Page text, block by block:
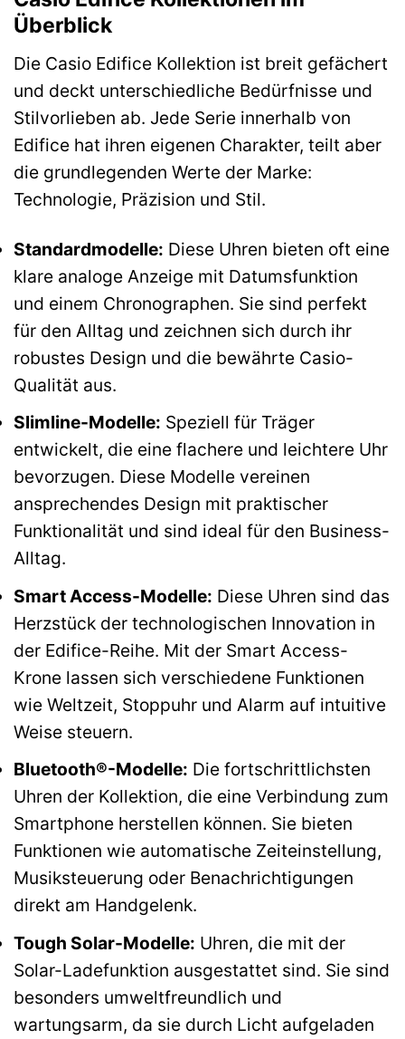
Überblick
Die Casio Edifice Kollektion ist breit gefächert
und deckt unterschiedliche Bedürfnisse und
Stilvorlieben ab. Jede Serie innerhalb von
Edifice hat ihren eigenen Charakter, teilt aber
die grundlegenden Werte der Marke:
Technologie, Präzision und Stil.
Standardmodelle: Diese Uhren bieten oft eine
klare analoge Anzeige mit Datumsfunktion
und einem Chronographen. Sie sind perfekt
für den Alltag und zeichnen sich durch ihr
robustes Design und die bewährte Casio-
Qualität aus.
Slimline-Modelle: Speziell für Träger
entwickelt, die eine flachere und leichtere Uhr
bevorzugen. Diese Modelle vereinen
ansprechendes Design mit praktischer
Funktionalität und sind ideal für den Business-
Alltag.
Smart Access-Modelle: Diese Uhren sind das
Herzstück der technologischen Innovation in
der Edifice-Reihe. Mit der Smart Access-
Krone lassen sich verschiedene Funktionen
wie Weltzeit, Stoppuhr und Alarm auf intuitive
Weise steuern.
Bluetooth®-Modelle: Die fortschrittlichsten
Uhren der Kollektion, die eine Verbindung zum
Smartphone herstellen können. Sie bieten
Funktionen wie automatische Zeiteinstellung,
Musiksteuerung oder Benachrichtigungen
direkt am Handgelenk.
Tough Solar-Modelle: Uhren, die mit der
Solar-Ladefunktion ausgestattet sind. Sie sind
besonders umweltfreundlich und
wartungsarm, da sie durch Licht aufgeladen